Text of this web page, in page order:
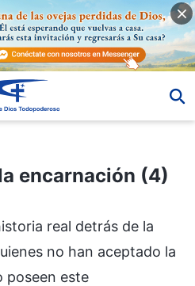
(4)
encarnación (4)
real detrás de la
no han aceptado la
poseen este